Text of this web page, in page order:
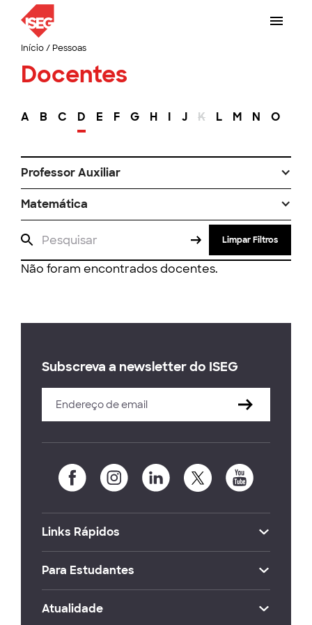
Início/ Pessoas
Docentes
A B C D E F G H I J K L M N O
Professor Auxiliar
Matemática
Limpar Filtros
Não foram encontrados docentes.
Subscreva a newsletter do ISEG
Links Rápidos
Para Estudantes
Atualidade